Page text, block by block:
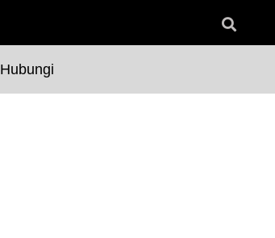
Hubungi